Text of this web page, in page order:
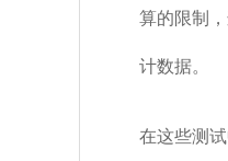
算的限制
计数据。
在这些测